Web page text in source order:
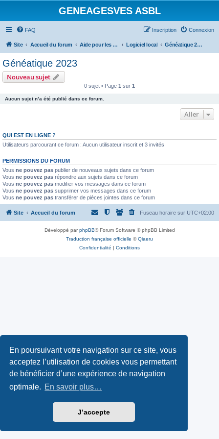
En poursuivant votre navigation sur ce site, vous
acceptez l’utilisation de cookies vous permettant
de bénéficier d’une expérience de navigation
optimale. En savoir plus…
J’accepte
GENEAGESVES ASBL
FAQ Connexion
Inscription
Site Accueil du forum Aide pour les logiciels de généalogie Logiciel local Généatique 2023
Généatique 2023
Nouveau sujet
0 sujet • Page 1 sur 1
Aucun sujet n’a été publié dans ce forum.
Aller
QUI EST EN LIGNE ?
Utilisateurs parcourant ce forum : Aucun utilisateur inscrit et 3 invités
PERMISSIONS DU FORUM
Vous ne pouvez pas publier de nouveaux sujets dans ce forum
Vous ne pouvez pas répondre aux sujets dans ce forum
Vous ne pouvez pas modifier vos messages dans ce forum
Vous ne pouvez pas supprimer vos messages dans ce forum
Vous ne pouvez pas transférer de pièces jointes dans ce forum
Site Accueil du forum Fuseau horaire sur UTC+02:00
Développé parphpBB® Forum Software © phpBB Limited
Traduction française officielle ©Qiaeru
Confidentialité | Conditions